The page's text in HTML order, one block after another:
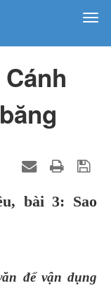
bài 3: Sao
để vận dụng